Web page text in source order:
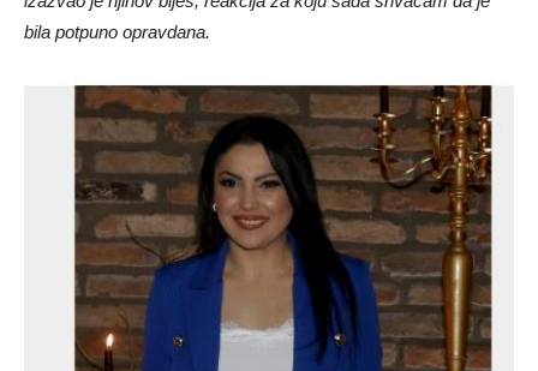
bila potpuno opravdana.